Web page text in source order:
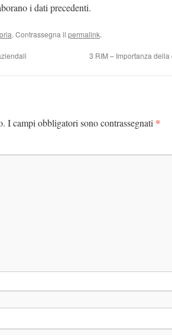
i dati precedenti.
. Contrassegna il permalink.
3 RIM – Importanza
I campi obbligatori sono contrassegnati *